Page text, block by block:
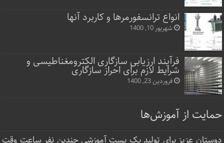
انواع ترانسفورمرها و کاربرد آنها
شهریور 10, 1400
فرآیند ارزیابی سازگاری الکترومغناطیسی و
شرایط لازم برای احراز سازگاری
فروردین 23, 1400
حمایت از آموزش‌ها